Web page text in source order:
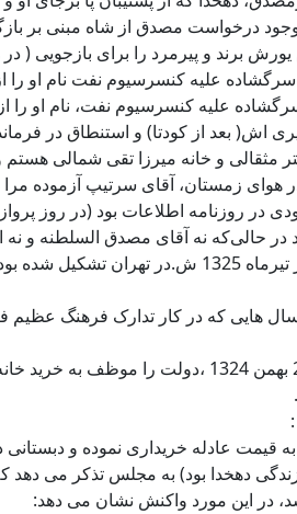
وجود درخواست مصدق از شاه مبنی
برند و پیرمرد را برای بازجویی (
علیه کنسرسیوم نفت نام او را
علیه کنسرسیوم نفت، نام او را
اش( بعد از کودتا) و استنطاق در
مثقالی و خانه میرزا تقی شمالی
زمستان، آقای سرتیپ آزموده مرا
در روزنامه اطلاعات بود (در روز
حالی‌که نه آقای مصدق السلطنه و نه
دهخدا در نخستین کنگره ی
هایی که در کار تدارک فرهنگ عظیم
عادله خریداری نموده و دبستانی در
دهخدا بود) به مجلس تذکر می دهد
در این مورد واکنش نشان می دهد: